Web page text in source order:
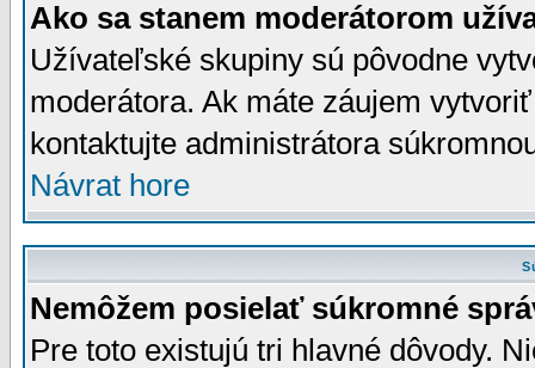
Ako sa stanem moderátorom
Užívateľské skupiny sú pôvodne
moderátora. Ak máte záujem
kontaktujte administrátora
Návrat hore
Nemôžem posielať súkromné
Pre toto existujú tri hlavné dôvody.